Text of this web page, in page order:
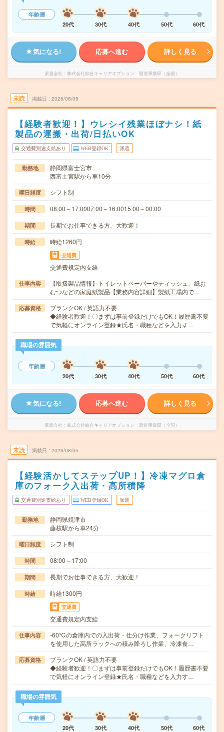
年齢層
20代
30代 40代 50代 60代
気になる! 応募へ進む 詳しく見る
派遣会社 株式会社綜合キャリアオプション 製造事業部（全国）
未読 掲載日 2026/08/05
【経験者歓迎！】ウレシイ残業ほぼナシ！紙
製品の運搬・出荷/日払いOK
交通費別途支給あり WEB登録OK 派遣
勤務地
静岡県富士宮市
西富士宮駅から車10分
曜日頻度 シフト制
時間 08:00～17:0007:00～16:0015:00～00:00
期間 長期でお仕事できる方、大歓迎！
時給 時給1260円
交通費
交通費規定内支給
仕事内容
【取扱製品情報】トイレットペーパーやティッシュ、紙お
むつなどの家庭紙製品【業務内容詳細】製紙工場内で…
応募資格
ブランクOK / 英語力不要
◆経験者歓迎！〇まずは事前登録だけでもOK！履歴書不要
で気軽にオンライン登録★氏名・職種などを入力す…
職場の雰囲気
年齢層
20代
30代 40代 50代 60代
気になる! 応募へ進む 詳しく見る
派遣会社 株式会社綜合キャリアオプション 製造事業部（全国）
未読 掲載日 2026/08/05
【経験活かしてステップUP！】冷凍マグロ倉
庫のフォーク入出荷・高所積降
交通費別途支給あり WEB登録OK 派遣
勤務地
静岡県焼津市
藤枝駅から車24分
曜日頻度 シフト制
時間 08:00～17:00
期間 長期でお仕事できる方、大歓迎！
時給 時給1300円
交通費
交通費規定内支給
仕事内容
-60℃の倉庫内での入出荷・仕分け作業、フォークリフト
を使用した高所ラックへの積み降ろし作業、冷凍食…
応募資格
ブランクOK / 英語力不要
◆経験者歓迎！〇まずは事前登録だけでもOK！履歴書不要
で気軽にオンライン登録★氏名・職種などを入力す…
職場の雰囲気
年齢層
20代
30代 40代 50代 60代